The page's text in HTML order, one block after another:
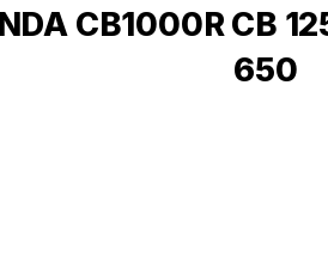
CB1000R CB
650